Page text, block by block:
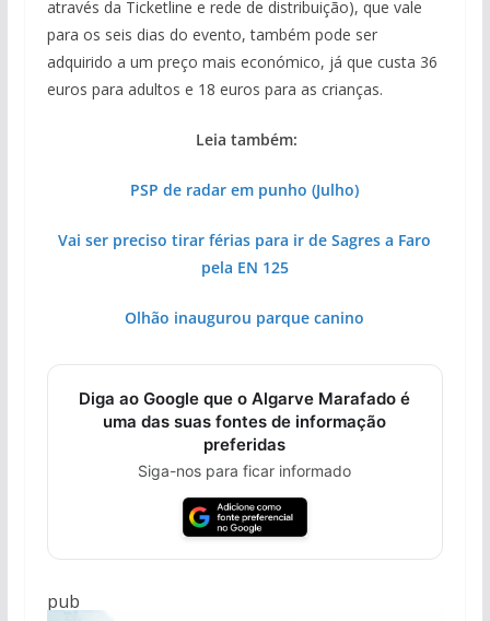
através da Ticketline e rede de distribuição), que vale
para os seis dias do evento, também pode ser
adquirido a um preço mais económico, já que custa 36
euros para adultos e 18 euros para as crianças.
Leia também:
PSP de radar em punho (Julho)
Vai ser preciso tirar férias para ir de Sagres a Faro
pela EN 125
Olhão inaugurou parque canino
Diga ao Google que o Algarve Marafado é
uma das suas fontes de informação
preferidas
Siga-nos para ficar informado
pub